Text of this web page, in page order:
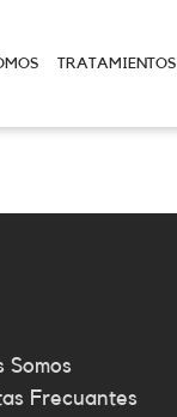
TRATAMIENTOS
Somos
Frecuantes